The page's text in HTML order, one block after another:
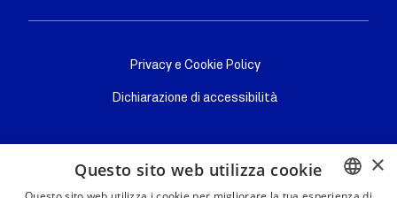
Privacy e Cookie Policy
Dichiarazione di accessibilità
×
Questo sito web utilizza cookie